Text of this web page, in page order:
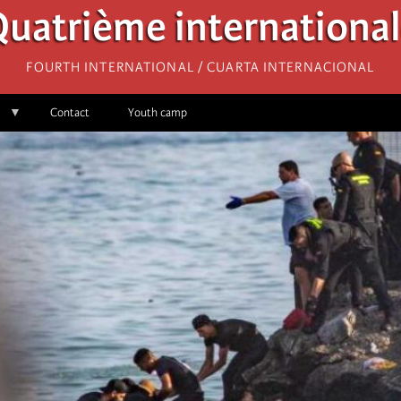
Fourth International / Cuarta Internacional
Contact Youth camp